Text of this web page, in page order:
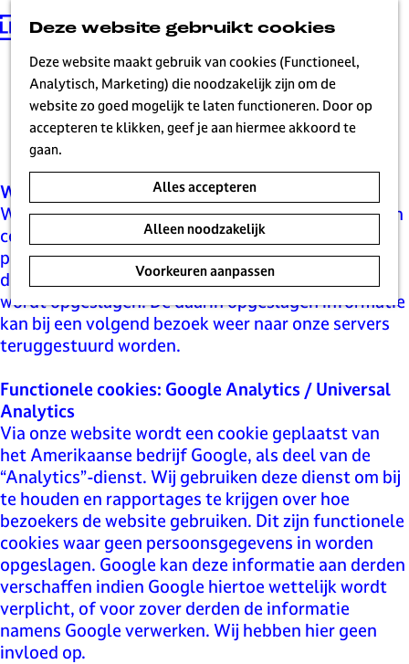
Deze website gebruikt cookies
Deze website maakt gebruik van cookies (Functioneel,
Analytisch, Marketing) die noodzakelijk zijn om de
website zo goed mogelijk te laten functioneren. Door op
accepteren te klikken, geef je aan hiermee akkoord te
gaan.
Alles accepteren
Alleen noodzakelijk
Voorkeuren aanpassen
G
a
n
a
a
d
h
m
p
a
g
H
l
v
e
r
s
u
m
B
u
s
Cookiemelding
Wat is een cookie?
Wij maken op deze website gebruik van cookies. Een
cookie is een eenvoudig klein bestandje dat met
pagina’s van deze website wordt meegestuurd en
door je browser op de harde schrijf van je computer
wordt opgeslagen. De daarin opgeslagen informatie
kan bij een volgend bezoek weer naar onze servers
teruggestuurd worden.
Functionele cookies: Google Analytics / Universal
Analytics
Via onze website wordt een cookie geplaatst van
het Amerikaanse bedrijf Google, als deel van de
“Analytics”-dienst. Wij gebruiken deze dienst om bij
te houden en rapportages te krijgen over hoe
bezoekers de website gebruiken. Dit zijn functionele
cookies waar geen persoonsgegevens in worden
opgeslagen. Google kan deze informatie aan derden
verschaffen indien Google hiertoe wettelijk wordt
verplicht, of voor zover derden de informatie
namens Google verwerken. Wij hebben hier geen
invloed op.